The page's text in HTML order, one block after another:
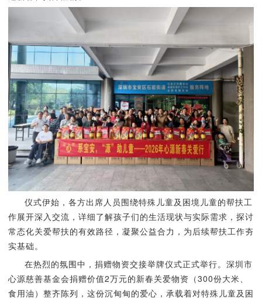
仪式伊始，各方出席人员围绕特殊儿童及困境儿童的帮扶工
作展开深入交流，详细了解孩子们的生活现状与实际需求，探讨
常态化关爱帮扶的有效路径，凝聚公益合力，为后续帮扶工作夯
实基础。
在热烈的氛围中，捐赠物资交接举牌仪式正式举行。深圳市
心源慈善基金会捐赠价值2万元的新春关爱物资（300份大米、
食用油）整齐陈列，这份沉甸甸的爱心，承载着对特殊儿童及困